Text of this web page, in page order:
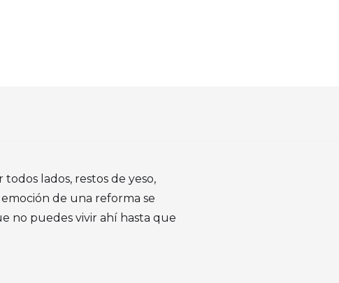
lados, restos de yeso,
de una reforma se
no puedes vivir ahí hasta que